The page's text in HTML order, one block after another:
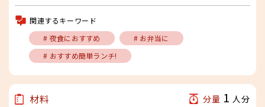
関連するキーワード
# 夜食におすすめ
# お弁当に
# おすすめ簡単ランチ!
材料 分量 1 人分